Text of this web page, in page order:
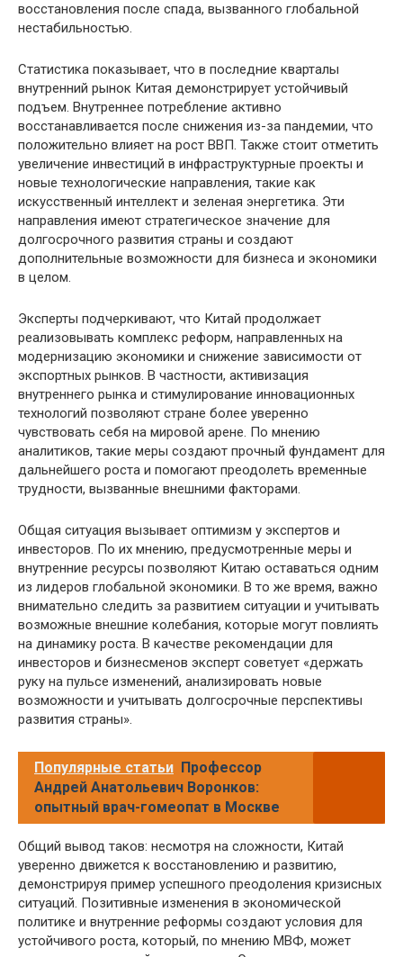
восстановления после спада, вызванного глобальной
нестабильностью.
Статистика показывает, что в последние кварталы
внутренний рынок Китая демонстрирует устойчивый
подъем. Внутреннее потребление активно
восстанавливается после снижения из-за пандемии, что
положительно влияет на рост ВВП. Также стоит отметить
увеличение инвестиций в инфраструктурные проекты и
новые технологические направления, такие как
искусственный интеллект и зеленая энергетика. Эти
направления имеют стратегическое значение для
долгосрочного развития страны и создают
дополнительные возможности для бизнеса и экономики
в целом.
Эксперты подчеркивают, что Китай продолжает
реализовывать комплекс реформ, направленных на
модернизацию экономики и снижение зависимости от
экспортных рынков. В частности, активизация
внутреннего рынка и стимулирование инновационных
технологий позволяют стране более уверенно
чувствовать себя на мировой арене. По мнению
аналитиков, такие меры создают прочный фундамент для
дальнейшего роста и помогают преодолеть временные
трудности, вызванные внешними факторами.
Общая ситуация вызывает оптимизм у экспертов и
инвесторов. По их мнению, предусмотренные меры и
внутренние ресурсы позволяют Китаю оставаться одним
из лидеров глобальной экономики. В то же время, важно
внимательно следить за развитием ситуации и учитывать
возможные внешние колебания, которые могут повлиять
на динамику роста. В качестве рекомендации для
инвесторов и бизнесменов эксперт советует «держать
руку на пульсе изменений, анализировать новые
возможности и учитывать долгосрочные перспективы
развития страны».
Популярные статьи Профессор
Андрей Анатольевич Воронков:
опытный врач-гомеопат в Москве
Общий вывод таков: несмотря на сложности, Китай
уверенно движется к восстановлению и развитию,
демонстрируя пример успешного преодоления кризисных
ситуаций. Позитивные изменения в экономической
политике и внутренние реформы создают условия для
устойчивого роста, который, по мнению МВФ, может